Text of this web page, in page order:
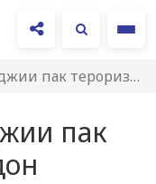
тероризират Лондон
пак